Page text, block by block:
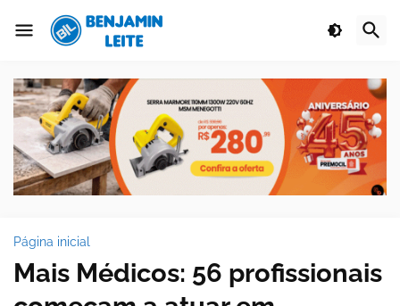
Página inicial
Mais Médicos: 56 profissionais